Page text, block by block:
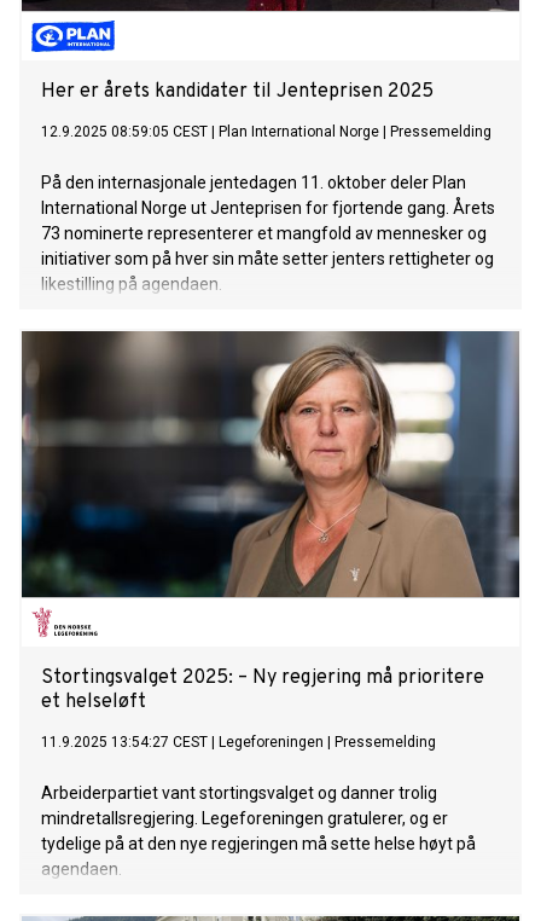
Her er årets kandidater til Jenteprisen 2025
12.9.2025 08:59:05 CEST Plan International Norge Pressemelding
På den internasjonale jentedagen 11. oktober deler Plan
International Norge ut Jenteprisen for fjortende gang. Årets
73 nominerte representerer et mangfold av mennesker og
initiativer som på hver sin måte setter jenters rettigheter og
likestilling på agendaen.
Stortingsvalget 2025: – Ny regjering må prioritere
et helseløft
11.9.2025 13:54:27 CEST Legeforeningen Pressemelding
Arbeiderpartiet vant stortingsvalget og danner trolig
mindretallsregjering. Legeforeningen gratulerer, og er
tydelige på at den nye regjeringen må sette helse høyt på
agendaen.